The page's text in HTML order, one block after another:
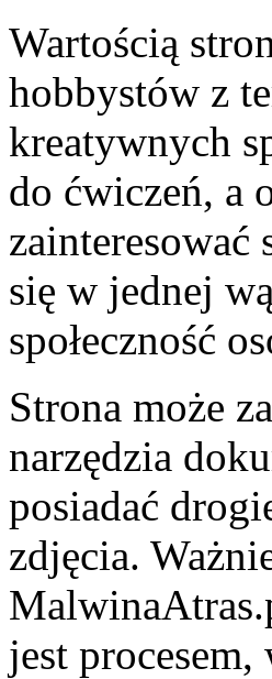
Wartością
hobbystów z
kreatywnych
do ćwiczeń, a
się w jednej
społeczność
Strona może
narzędzia
posiadać
zdjęcia.
jest